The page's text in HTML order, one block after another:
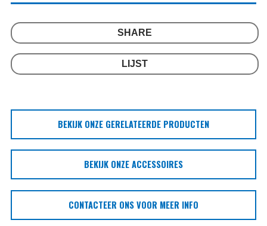
SHARE
LIJST
BEKIJK ONZE GERELATEERDE PRODUCTEN
BEKIJK ONZE ACCESSOIRES
CONTACTEER ONS VOOR MEER INFO